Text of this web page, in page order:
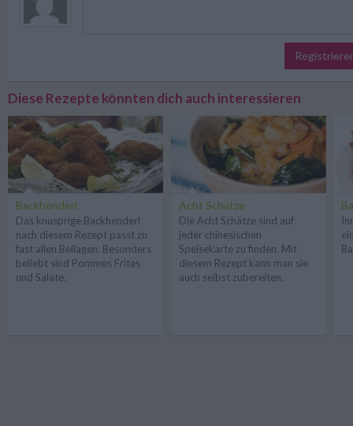
Diese Rezepte könnten dich auch interessieren
Backhenderl
Das knusprige Backhenderl
nach diesem Rezept passt zu
fast allen Beilagen. Besonders
beliebt sind Pommes Frites
und Salate.
Acht Schätze
Die Acht Schätze sind auf
jeder chinesischen
Speisekarte zu finden. Mit
diesem Rezept kann man sie
auch selbst zubereiten.